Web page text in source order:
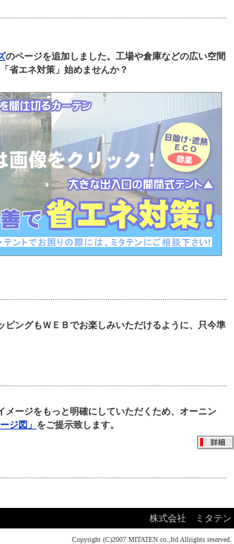
のページを追加しました。工場や倉庫などの広い空間
省エネ対策」始めませんか？
ピングもＷＥＢでお楽しみいただけるように、只今準
メージをもっと明確にしていただくため、オーニン
ジ図」 をご提示致します。
株式会社 ミタテン
Copyright (C)2007 MITATEN co.,ltd Allrights reserved.